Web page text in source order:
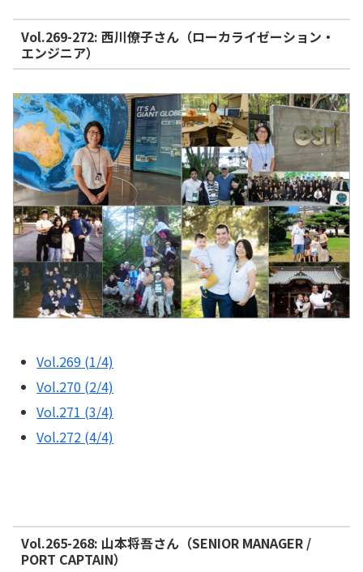
Vol.269-272: 西川僚子さん（ローカライゼーション・
エンジニア）
Vol.269 (1/4)
Vol.270 (2/4)
Vol.271 (3/4)
Vol.272 (4/4)
Vol.265-268: 山本将吾さん（SENIOR MANAGER /
PORT CAPTAIN）